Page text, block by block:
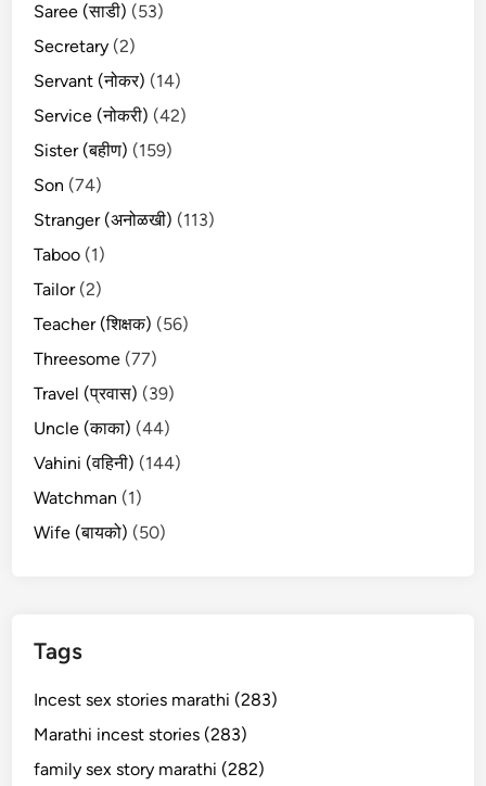
Saree (साडी) (53)
Secretary (2)
Servant (नोकर) (14)
Service (नोकरी) (42)
Sister (बहीण) (159)
Son (74)
Stranger (अनोळखी) (113)
Taboo (1)
Tailor(2)
Teacher (शिक्षक) (56)
Threesome (77)
Travel (प्रवास) (39)
Uncle (काका) (44)
Vahini (वहिनी) (144)
Watchman (1)
Wife (बायको) (50)
Tags
Incest sex stories marathi (283)
Marathi incest stories (283)
family sex story marathi (282)